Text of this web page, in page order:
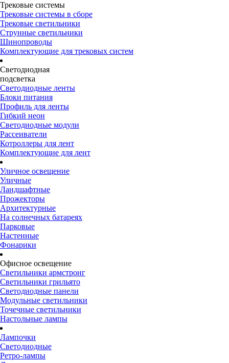
Трековые системы
Трековые системы в сборе
Трековые светильники
Струнные светильники
Шинопроводы
Комплектующие для трековых систем
Светодиодная
подсветка
Светодиодные ленты
Блоки питания
Профиль для ленты
Гибкий неон
Светодиодные модули
Рассеиватели
Котроллеры для лент
Комплектующие для лент
Уличное освещение
Уличные
Ландшафтные
Прожекторы
Архитектурные
На солнечных батареях
Парковые
Настенные
Фонарики
Офисное освещение
Светильники армстронг
Светильники грильято
Светодиодные панели
Модульные светильники
Точечные светильники
Настольные лампы
Лампочки
Светодиодные
Ретро-лампы